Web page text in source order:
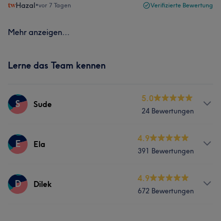
Hazal•vor 7 Tagen Verifizierte Bewertung
Mehr anzeigen...
Lerne das Team kennen
S Sude
5.0
24 Bewertungen
Services
E Ela
4.9
391 Bewertungen
Services
D Dilek
4.9
672 Bewertungen